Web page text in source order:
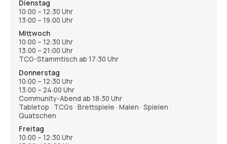
Dienstag
10:00 – 12:30 Uhr
13:00 – 19:00 Uhr
Mittwoch
10:00 – 12:30 Uhr
13:00 – 21:00 Uhr
TCG-Stammtisch ab 17:30 Uhr
Donnerstag
10:00 – 12:30 Uhr
13:00 – 24:00 Uhr
Community-Abend ab 18:30 Uhr
Tabletop · TCGs · Brettspiele · Malen · Spielen ·
Quatschen
Freitag
10:00 – 12:30 Uhr